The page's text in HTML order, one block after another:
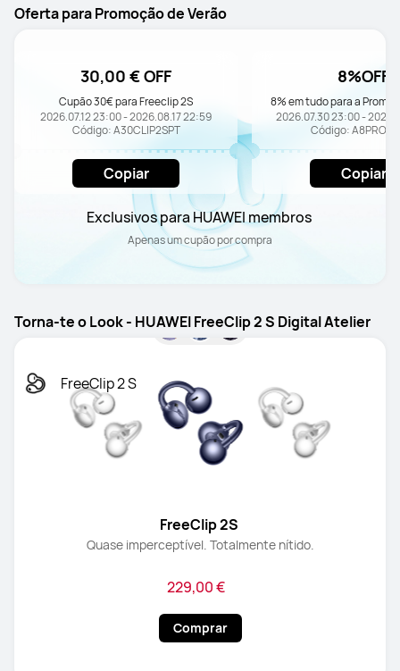
Oferta para Promoção de Verão
30,00 € OFF
Cupão 30€ para Freeclip 2S
2026.07.12 23:00 - 2026.08.17 22:59
Código: A30CLIP2SPT
Copiar
8%OFF
8% em tudo para a
2026.07.30 23:00 -
Código:
Copiar
Exclusivos para HUAWEI membros
Apenas um cupão por compra
Torna-te o Look - HUAWEI FreeClip 2 S Digital Atelier
FreeClip 2 S
Quase imperceptível. Totalmente nítido.
229,00 €
Comprar